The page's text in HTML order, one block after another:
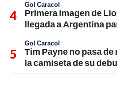
Gol Caracol
Primera imagen de
llegada a Argentina
Gol Caracol
Tim Payne no pasa
la camiseta de su